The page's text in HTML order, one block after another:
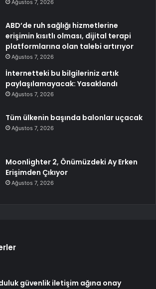
Ağustos 7, 2026
ABD’de ruh sağlığı hizmetlerine
erişimin kısıtlı olması, dijital terapi
platformlarına olan talebi artırıyor
Ağustos 7, 2026
İnternetteki bu bilgileriniz artık
paylaşılamayacak: Yasaklandı
Ağustos 7, 2026
Tüm ülkenin başında balonlar uçacak
Ağustos 7, 2026
Moonlighter 2, Önümüzdeki Ay Erken
Erişimden Çıkıyor
Ağustos 7, 2026
güvenlik iletişim ağına onay